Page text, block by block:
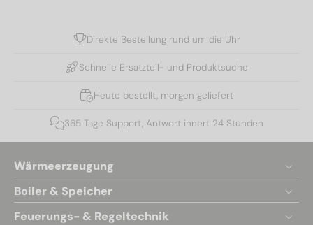
Direkte Bestellung rund um die Uhr
Schnelle Ersatzteil- und Produktsuche
Heute bestellt, morgen geliefert
365 Tage Support, Antwort innert 24 Stunden
Wärmeerzeugung
Boiler & Speicher
Feuerungs- & Regeltechnik